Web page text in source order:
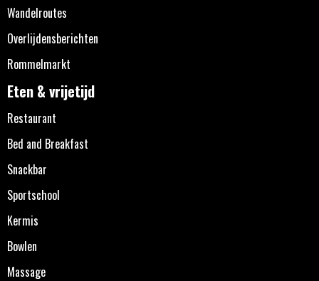
Wandelroutes
Overlijdensberichten
Rommelmarkt
Eten & vrijetijd
Restaurant
Bed and Breakfast
Snackbar
Sportschool
Kermis
Bowlen
Massage